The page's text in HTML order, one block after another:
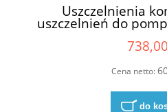
Uszczelnienia
uszczelnień do
Cena netto:
do